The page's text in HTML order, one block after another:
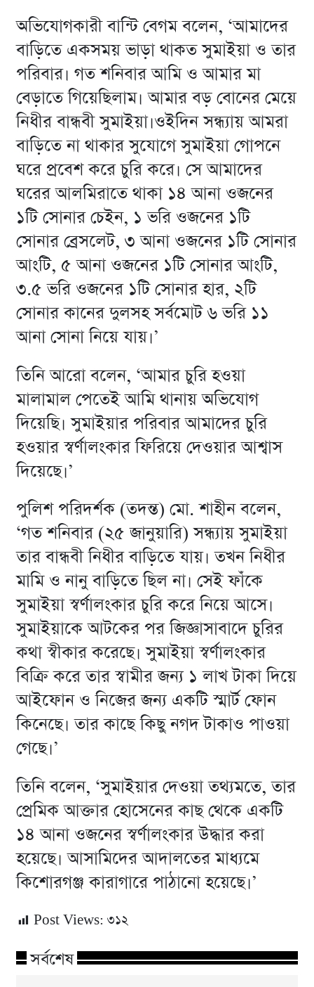
অভিযোগকারী বান্টি বেগম বলেন, ‘আমাদের
বাড়িতে একসময় ভাড়া থাকত সুমাইয়া ও তার
পরিবার। গত শনিবার আমি ও আমার মা
বেড়াতে গিয়েছিলাম। আমার বড় বোনের মেয়ে
নিধীর বান্ধবী সুমাইয়া।ওইদিন সন্ধ্যায় আমরা
বাড়িতে না থাকার সুযোগে সুমাইয়া গোপনে
ঘরে প্রবেশ করে চুরি করে। সে আমাদের
ঘরের আলমিরাতে থাকা ১৪ আনা ওজনের
১টি সোনার চেইন, ১ ভরি ওজনের ১টি
সোনার ব্রেসলেট, ৩ আনা ওজনের ১টি সোনার
আংটি, ৫ আনা ওজনের ১টি সোনার আংটি,
৩.৫ ভরি ওজনের ১টি সোনার হার, ২টি
সোনার কানের দুলসহ সর্বমোট ৬ ভরি ১১
আনা সোনা নিয়ে যায়।’
তিনি আরো বলেন, ‘আমার চুরি হওয়া
মালামাল পেতেই আমি থানায় অভিযোগ
দিয়েছি। সুমাইয়ার পরিবার আমাদের চুরি
হওয়ার স্বর্ণালংকার ফিরিয়ে দেওয়ার আশ্বাস
দিয়েছে।’
পুলিশ পরিদর্শক (তদন্ত) মো. শাহীন বলেন,
‘গত শনিবার (২৫ জানুয়ারি) সন্ধ্যায় সুমাইয়া
তার বান্ধবী নিধীর বাড়িতে যায়। তখন নিধীর
মামি ও নানু বাড়িতে ছিল না। সেই ফাঁকে
সুমাইয়া স্বর্ণালংকার চুরি করে নিয়ে আসে।
সুমাইয়াকে আটকের পর জিজ্ঞাসাবাদে চুরির
কথা স্বীকার করেছে। সুমাইয়া স্বর্ণালংকার
বিক্রি করে তার স্বামীর জন্য ১ লাখ টাকা দিয়ে
আইফোন ও নিজের জন্য একটি স্মার্ট ফোন
কিনেছে। তার কাছে কিছু নগদ টাকাও পাওয়া
গেছে।’
তিনি বলেন, ‘সুমাইয়ার দেওয়া তথ্যমতে, তার
প্রেমিক আক্তার হোসেনের কাছ থেকে একটি
১৪ আনা ওজনের স্বর্ণালংকার উদ্ধার করা
হয়েছে। আসামিদের আদালতের মাধ্যমে
কিশোরগঞ্জ কারাগারে পাঠানো হয়েছে।’
Post Views: ৩১২
সর্বশেষ